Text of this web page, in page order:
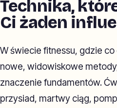
Technika,
Ci żaden
W świecie fitnessu, gdzie
nowe, widowiskowe metody,
znaczenie fundamentów.
przysiad, martwy ciąg,